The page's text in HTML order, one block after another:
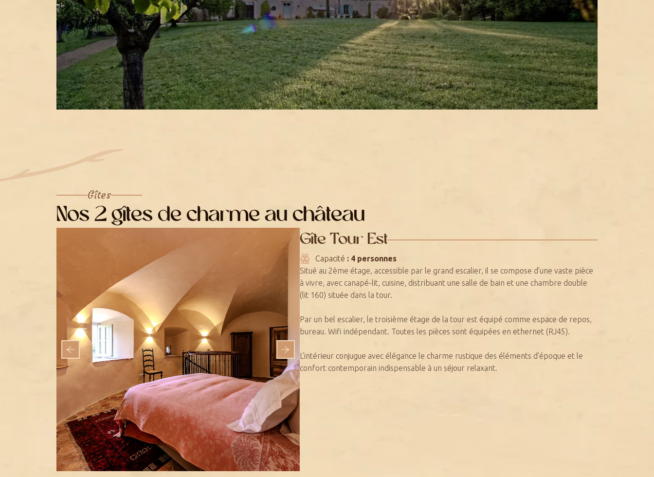
Gîtes
Nos 2 gîtes de charme au château
Gîte Tour Est
Capacité : 4 personnes
Situé au 2ème étage, accessible par le grand escalier, il se compose d’une vaste pièce
à vivre, avec canapé-lit, cuisine, distribuant une salle de bain et une chambre double
(lit 160) située dans la tour.
Par un bel escalier, le troisième étage de la tour est équipé comme espace de repos,
bureau. Wifi indépendant. Toutes les pièces sont équipées en ethernet (RJ45).
L’intérieur conjugue avec élégance le charme rustique des éléments d’époque et le
confort contemporain indispensable à un séjour relaxant.